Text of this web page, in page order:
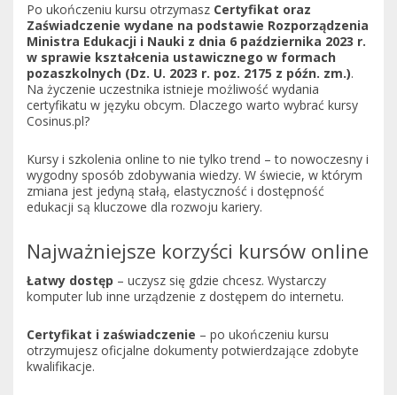
Po ukończeniu kursu otrzymasz Certyfikat oraz
Zaświadczenie wydane na podstawie Rozporządzenia
Ministra Edukacji i Nauki z dnia 6 października 2023 r.
w sprawie kształcenia ustawicznego w formach
pozaszkolnych (Dz. U. 2023 r. poz. 2175 z późn. zm.).
Na życzenie uczestnika istnieje możliwość wydania
certyfikatu w języku obcym. Dlaczego warto wybrać kursy
Cosinus.pl?
Kursy i szkolenia online to nie tylko trend – to nowoczesny i
wygodny sposób zdobywania wiedzy. W świecie, w którym
zmiana jest jedyną stałą, elastyczność i dostępność
edukacji są kluczowe dla rozwoju kariery.
Najważniejsze korzyści kursów online
Łatwy dostęp – uczysz się gdzie chcesz. Wystarczy
komputer lub inne urządzenie z dostępem do internetu.
Certyfikat i zaświadczenie – po ukończeniu kursu
otrzymujesz oficjalne dokumenty potwierdzające zdobyte
kwalifikacje.